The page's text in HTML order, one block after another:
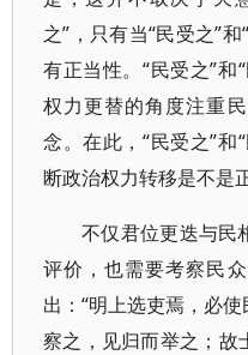
之”，只有当“民受之”
有正当性。“民受之”和
权力更替的角度注重
念。在此，“民受之”和
断政治权力转移是不是
不仅君位更迭与民
评价，也需要考察民
出：“明上选吏焉，必
察之，见归而举之；故